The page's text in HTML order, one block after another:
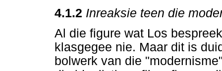
4.1.2 Inreaksie teen die
Al die figure wat Los
klasgegee nie. Maar dit is
bolwerk van die